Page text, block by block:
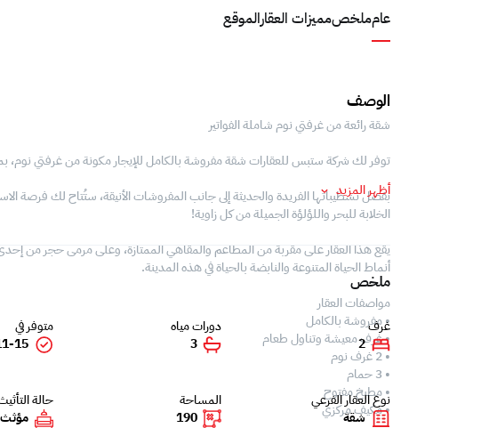
عامملخصمميزات العقارالموقع
الوصف
شقة رائعة من غرفتي نوم شاملة الفواتير
توفر لك شركة ستبس للعقارات شقة مفروشة بالكامل للإيجار مكونة من غرفتي نوم،
بفضل تشطيباتها الفريدة والحديثة إلى جانب المفروشات الأنيقة، ستُتاح لك فرصة
الخلابة للبحر واللؤلؤة الجميلة من كل زاوية!
يقع هذا العقار على مقربة من المطاعم والمقاهي الممتازة، وعلى مرمى حجر من
أنماط الحياة المتنوعة والنابضة بالحياة في هذه المدينة.
مواصفات العقار
• مفروشة بالكامل
• غرف معيشة وتناول طعام
• 2 غرف نوم
• 3 حمام
• مطبخ مفتوح
• مكيف مركزي
أظهر المزيد
ملخص
غرف
2
دورات مياه
3
متوفر في
15
نوع العقار الفرعي
شقة
المساحة
190
حالة
مؤثث